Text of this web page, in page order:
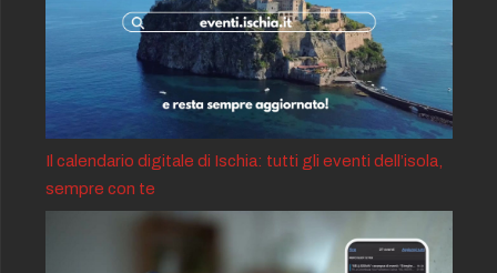
Il calendario digitale di Ischia: tutti gli eventi dell’isola,
sempre con te